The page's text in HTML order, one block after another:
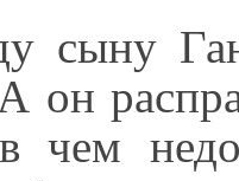
сыну
он
чем